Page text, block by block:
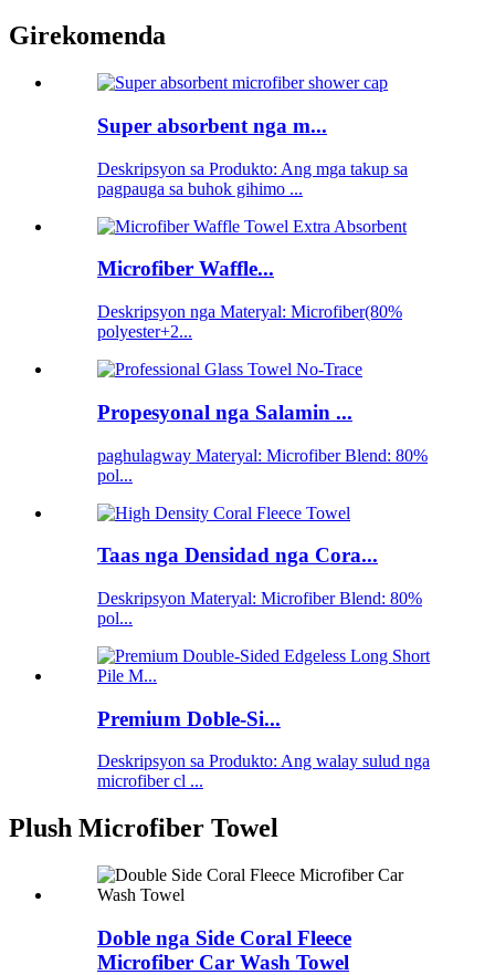
Girekomenda
Super absorbent nga m...
Deskripsyon sa Produkto: Ang mga takup sa
pagpauga sa buhok gihimo ...
Microfiber Waffle...
Deskripsyon nga Materyal: Microfiber(80%
polyester+2...
Propesyonal nga Salamin ...
paghulagway Materyal: Microfiber Blend: 80%
pol...
Taas nga Densidad nga Cora...
Deskripsyon Materyal: Microfiber Blend: 80%
pol...
Premium Doble-Si...
Deskripsyon sa Produkto: Ang walay sulud nga
microfiber cl ...
Plush Microfiber Towel
Doble nga Side Coral Fleece
Microfiber Car Wash Towel